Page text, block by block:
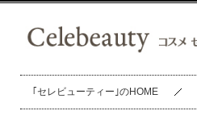
｢セレビューティー｣のHOME